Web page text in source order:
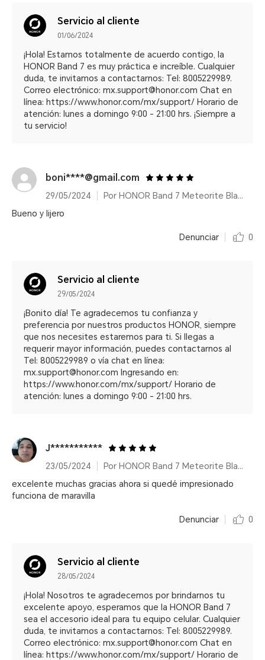
Servicio al cliente
01/06/2024
¡Hola! Estamos totalmente de acuerdo contigo, la
HONOR Band 7 es muy práctica e increíble. Cualquier
duda, te invitamos a contactarnos: Tel: 8005229989.
Correo electrónico: mx.support@honor.com Chat en
línea: https://www.honor.com/mx/support/ Horario de
atención: lunes a domingo 9:00 - 21:00 hrs. ¡Siempre a
tu servicio!
boni****@gmail.com
29/05/2024
Por HONOR Band 7 Meteorite Black/14 días de duración de batería
Bueno y lijero
Denunciar 0
Servicio al cliente
29/05/2024
¡Bonito día! Te agradecemos tu confianza y
preferencia por nuestros productos HONOR, siempre
que nos necesites estaremos para ti. Si llegas a
requerir mayor información, puedes contactarnos al
Tel: 8005229989 o vía chat en línea:
mx.support@honor.com Ingresando en:
https://www.honor.com/mx/support/ Horario de
atención: lunes a domingo 9:00 - 21:00 hrs.
J***********
23/05/2024
Por HONOR Band 7 Meteorite Black/14 días de duración de batería
excelente muchas gracias ahora si quedé impresionado
funciona de maravilla
Denunciar 0
Servicio al cliente
28/05/2024
¡Hola! Nosotros te agradecemos por brindarnos tu
excelente apoyo, esperamos que la HONOR Band 7
sea el accesorio ideal para tu equipo celular. Cualquier
duda, te invitamos a contactarnos: Tel: 8005229989.
Correo electrónico: mx.support@honor.com Chat en
línea: https://www.honor.com/mx/support/ Horario de